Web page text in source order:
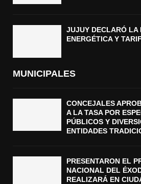
JUJUY DECLARÓ LA
ENERGÉTICA Y
MUNICIPALES
CONCEJALES
A LA TASA POR
PÚBLICOS Y
ENTIDADES
PRESENTARON EL
NACIONAL DEL
REALIZARÁ EN